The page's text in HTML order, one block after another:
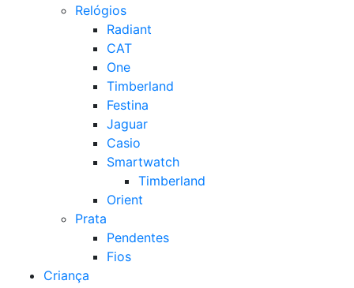
Relógios
Radiant
CAT
One
Timberland
Festina
Jaguar
Casio
Smartwatch
Timberland
Orient
Prata
Pendentes
Fios
Criança